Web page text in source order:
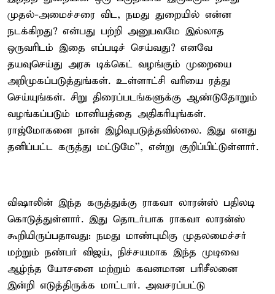
முதல்-அமைச்சரை விட, நமது துறையில் என்ன
நடக்கிறது? என்பது பற்றி அனுபவமே இல்லாத
ஒருவரிடம் இதை எப்படிச் செய்வது? எனவே
தயவுசெய்து அரசு டிக்கெட் வழங்கும் முறையை
அறிமுகப்படுத்துங்கள். உள்ளாட்சி வரியை ரத்து
செய்யுங்கள். சிறு திரைப்படங்களுக்கு ஆண்டுதோறும்
வழங்கப்படும் மானியத்தை அதிகரியுங்கள்.
ராஜ்மோகனை நான் இழிவுபடுத்தவில்லை. இது எனது
தனிப்பட்ட கருத்து மட்டுமே'', என்று குறிப்பிட்டுள்ளார்.
விஷாலின் இந்த கருத்துக்கு ராகவா லாரன்ஸ் பதிலடி
கொடுத்துள்ளார். இது தொடர்பாக ராகவா லாரன்ஸ்
கூறியிருப்பதாவது: நமது மாண்புமிகு முதலமைச்சர்
மற்றும் நண்பர் விஜய், நிச்சயமாக இந்த முடிவை
ஆழ்ந்த யோசனை மற்றும் கவனமான பரிசீலனை
இன்றி எடுத்திருக்க மாட்டார். அவசரப்பட்டு